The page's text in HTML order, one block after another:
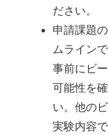
ださい。
申請課題
ムライン
事前にビ
可能性を
い。他の
実験内容